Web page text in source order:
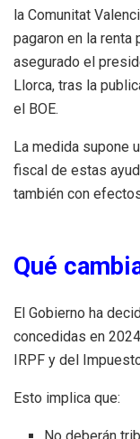
la Comunitat
pagaron en la renta
asegurado el
Llorca, tras la
el BOE.
La medida supone
fiscal de estas
también con
Qué
El Gobierno ha
concedidas en
IRPF y del
Esto implica que: